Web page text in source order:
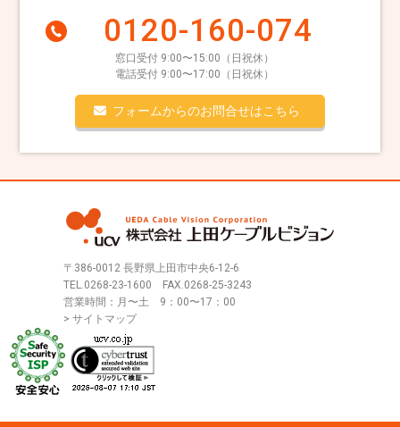
0120-160-074
窓口受付 9:00〜15:00（日祝休）
電話受付 9:00〜17:00（日祝休）
フォームからのお問合せはこちら
〒386-0012 長野県上田市中央6-12-6
TEL.0268-23-1600 FAX.0268-25-3243
営業時間：月〜土 9：00〜17：00
> サイトマップ